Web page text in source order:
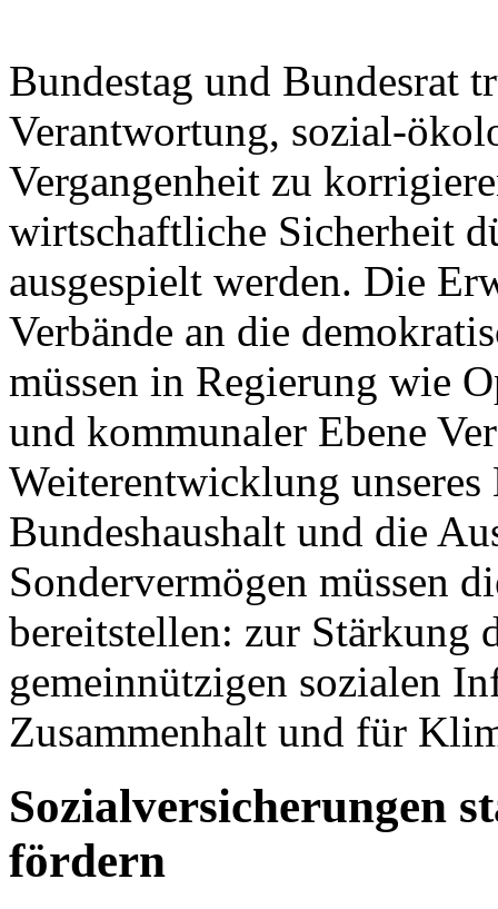
Bundestag und Bundesrat
Verantwortung, sozial-
Vergangenheit zu
wirtschaftliche Sicherheit
ausgespielt werden. Die
Verbände an die
müssen in Regierung wie
und kommunaler Ebene
Weiterentwicklung unseres
Bundeshaushalt und die
Sondervermögen müssen
bereitstellen: zur Stärkung
gemeinnützigen sozialen
Zusammenhalt und für
Sozialversicherungen
fördern